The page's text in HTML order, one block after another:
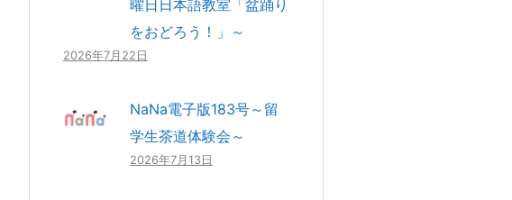
曜日日本語教室「盆踊り
をおどろう！」～
2026年7月22日
NaNa電子版183号～留
学生茶道体験会～
2026年7月13日